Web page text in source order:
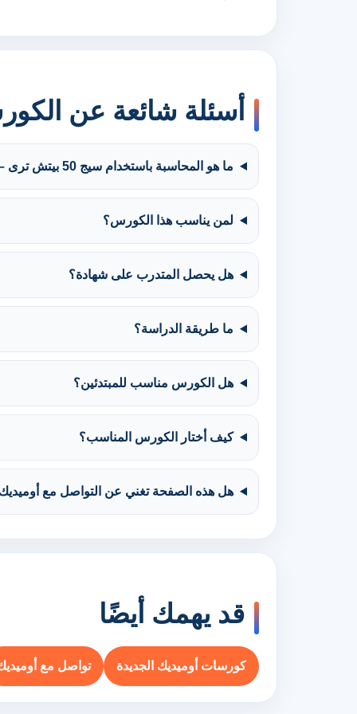
أسئلة شائعة عن
ما هو المحاسبة باستخدام سيج 50 بيتش ترى – Sage 50 Peachtree في السعودية؟
لمن يناسب هذا الكورس؟
هل يحصل المتدرب على شهادة؟
ما طريقة الدراسة؟
هل الكورس مناسب للمبتدئين؟
كيف أختار الكورس المناسب؟
هل هذه الصفحة تغني عن التواصل مع
قد يهمك أيضًا
كورسات أوميديك الجديدة تواصل مع